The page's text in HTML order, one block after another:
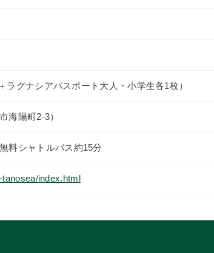
グナシアパスポート大人・小学生各1枚）
海陽町2-3）
料シャトルバス約15分
index.html